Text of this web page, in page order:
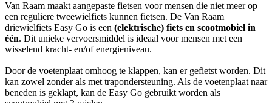
Van Raam maakt aangepaste fietsen voor mensen die niet meer op
een reguliere tweewielfiets kunnen fietsen. De Van Raam
driewielfiets Easy Go is een (elektrische) fiets en scootmobiel in
één. Dit unieke vervoersmiddel is ideaal voor mensen met een
wisselend kracht- en/of energieniveau.
Door de voetenplaat omhoog te klappen, kan er gefietst worden. Dit
kan zowel zonder als met trapondersteuning. Als de voetenplaat naar
beneden is geklapt, kan de Easy Go gebruikt worden als